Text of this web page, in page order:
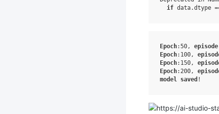
if
Epoch:50 , episode
Epoch:100 ,
Epoch:150 ,
Epoch:200 ,
model
saved